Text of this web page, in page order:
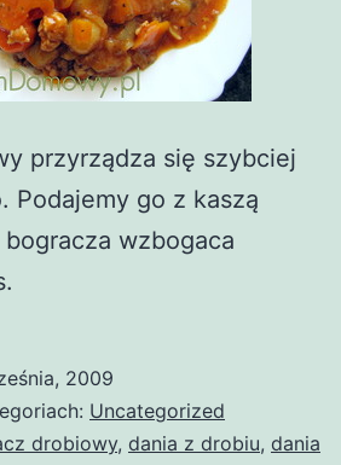
przyrządza się szybciej
Podajemy go z kaszą
wzbogaca
2009
Uncategorized
drobiowy, dania z drobiu, dania